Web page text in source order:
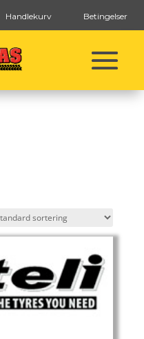
Handlekurv Betingelser